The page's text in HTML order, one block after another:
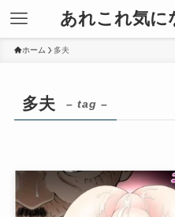
あれこれ気に
ホーム 多夫
多夫 – tag –